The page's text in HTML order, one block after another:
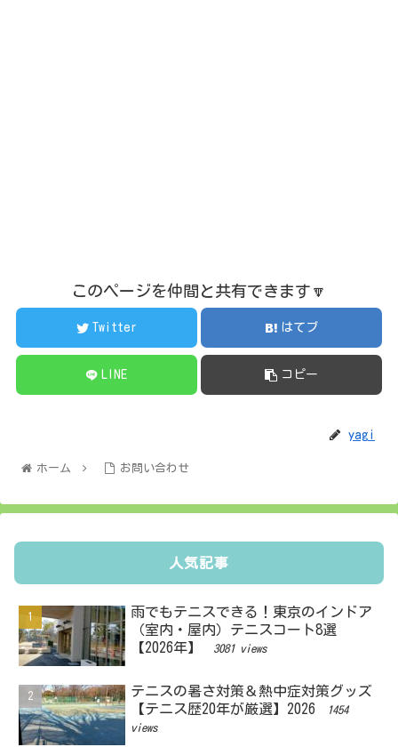
このページを仲間と共有できます🔽
Twitter はてブ
LINE コピー
yagi
ホーム お問い合わせ
人気記事
雨でもテニスできる！東京のインドア
（室内・屋内）テニスコート8選
【2026年】
3081 views
テニスの暑さ対策＆熱中症対策グッズ
【テニス歴20年が厳選】2026
1454
views